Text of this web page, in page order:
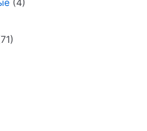
(4)